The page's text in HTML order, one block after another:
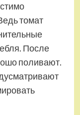
томат
После
поливают.